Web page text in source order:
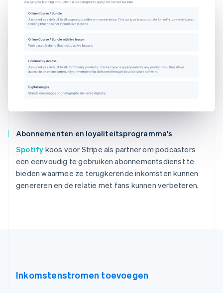
Abonnementen en loyaliteitsprogramma's
Spotify koos voor Stripe als partner om podcasters
een eenvoudig te gebruiken abonnementsdienst te
bieden waarmee ze terugkerende inkomsten kunnen
genereren en de relatie met fans kunnen verbeteren.
Inkomstenstromen toevoegen